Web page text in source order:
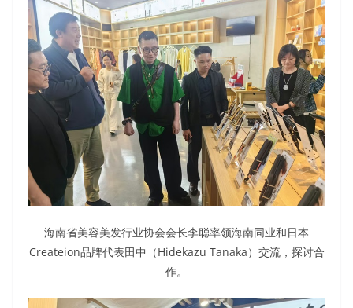
海南省美容美发行业协会会长李聪率领海南同业和日本
Createion品牌代表田中（Hidekazu Tanaka）交流，探讨合
作。